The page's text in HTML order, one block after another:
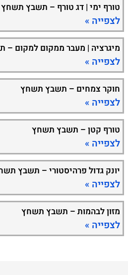
טורף ימי | דג טורף – תשבץ תשחץ
לצפייה »
מיגרציה | מעבר ממקום למקום
לצפייה »
חוקר צמחים – תשבץ תשחץ
לצפייה »
טורף קטן – תשבץ תשחץ
לצפייה »
יונק גדול פרהיסטורי – תשבץ
לצפייה »
מזון לבהמות – תשבץ תשחץ
לצפייה »